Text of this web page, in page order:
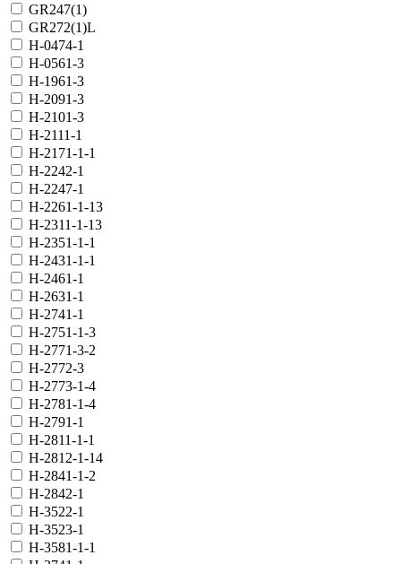
GR247(1)
GR272(1)L
H-0474-1
H-0561-3
H-1961-3
H-2091-3
H-2101-3
H-2111-1
H-2171-1-1
H-2242-1
H-2247-1
H-2261-1-13
H-2311-1-13
H-2351-1-1
H-2431-1-1
H-2461-1
H-2631-1
H-2741-1
H-2751-1-3
H-2771-3-2
H-2772-3
H-2773-1-4
H-2781-1-4
H-2791-1
H-2811-1-1
H-2812-1-14
H-2841-1-2
H-2842-1
H-3522-1
H-3523-1
H-3581-1-1